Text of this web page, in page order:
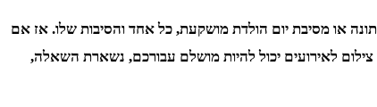
או מסיבת יום הולדת מושקעת, כל אחד והסיבות שלו. אז אם
לאירועים יכול להיות מושלם עבורכם, נשארת השאלה,